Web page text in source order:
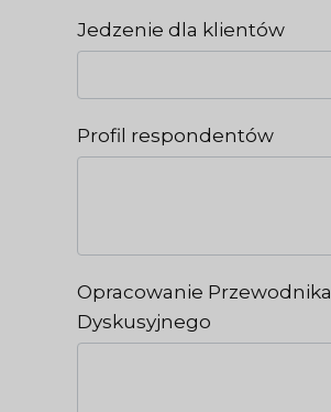
Jedzenie dla klientów
Profil respondentów
Opracowanie Przewodnika
Dyskusyjnego